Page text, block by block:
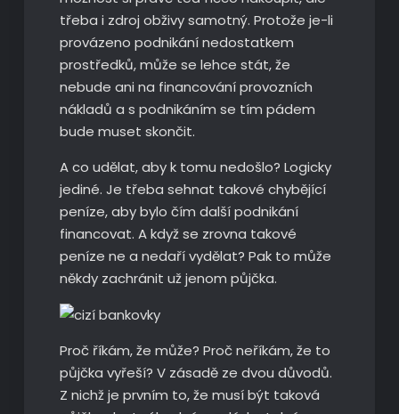
třeba i zdroj obživy samotný. Protože je-li
provázeno podnikání nedostatkem
prostředků, může se lehce stát, že
nebude ani na financování provozních
nákladů a s podnikáním se tím pádem
bude muset skončit.
A co udělat, aby k tomu nedošlo? Logicky
jediné. Je třeba sehnat takové chybějící
peníze, aby bylo čím další podnikání
financovat. A když se zrovna takové
peníze ne a nedaří vydělat? Pak to může
někdy zachránit už jenom půjčka.
Proč říkám, že může? Proč neříkám, že to
půjčka vyřeší? V zásadě ze dvou důvodů.
Z nichž je prvním to, že musí být taková